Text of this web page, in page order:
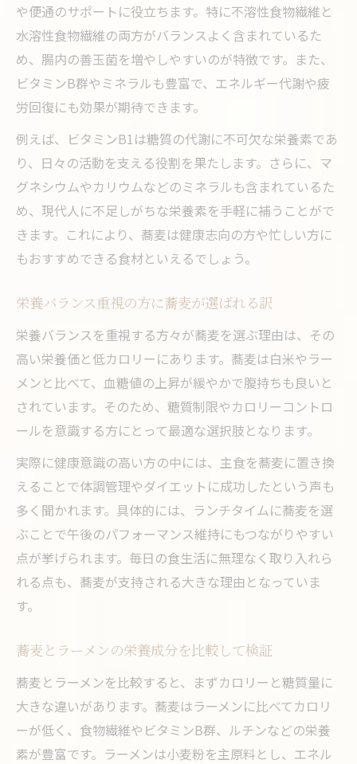
や便通のサポートに役立ちます。特に不溶性食物繊維と
水溶性食物繊維の両方がバランスよく含まれているた
め、腸内の善玉菌を増やしやすいのが特徴です。また、
ビタミンB群やミネラルも豊富で、エネルギー代謝や疲
労回復にも効果が期待できます。
例えば、ビタミンB1は糖質の代謝に不可欠な栄養素であ
り、日々の活動を支える役割を果たします。さらに、マ
グネシウムやカリウムなどのミネラルも含まれているた
め、現代人に不足しがちな栄養素を手軽に補うことがで
きます。これにより、蕎麦は健康志向の方や忙しい方に
もおすすめできる食材といえるでしょう。
栄養バランス重視の方に蕎麦が選ばれる訳
栄養バランスを重視する方々が蕎麦を選ぶ理由は、その
高い栄養価と低カロリーにあります。蕎麦は白米やラー
メンと比べて、血糖値の上昇が緩やかで腹持ちも良いと
されています。そのため、糖質制限やカロリーコントロ
ールを意識する方にとって最適な選択肢となります。
実際に健康意識の高い方の中には、主食を蕎麦に置き換
えることで体調管理やダイエットに成功したという声も
多く聞かれます。具体的には、ランチタイムに蕎麦を選
ぶことで午後のパフォーマンス維持にもつながりやすい
点が挙げられます。毎日の食生活に無理なく取り入れら
れる点も、蕎麦が支持される大きな理由となっていま
す。
蕎麦とラーメンの栄養成分を比較して検証
蕎麦とラーメンを比較すると、まずカロリーと糖質量に
大きな違いがあります。蕎麦はラーメンに比べてカロリ
ーが低く、食物繊維やビタミンB群、ルチンなどの栄養
素が豊富です。ラーメンは小麦粉を主原料とし、エネル